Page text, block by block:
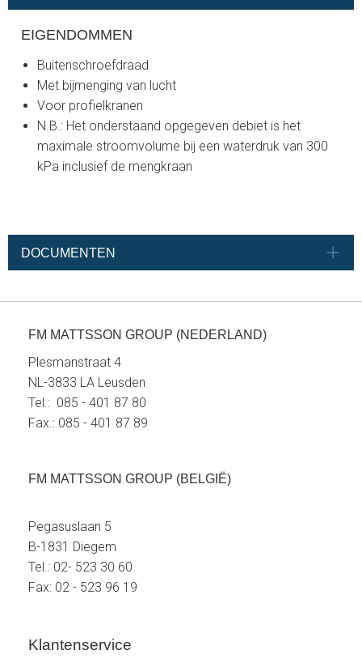
EIGENDOMMEN
Buitenschroefdraad
Met bijmenging van lucht
Voor profielkranen
N.B.: Het onderstaand opgegeven debiet is het
maximale stroomvolume bij een waterdruk van 300
kPa inclusief de mengkraan
DOCUMENTEN
FM MATTSSON GROUP (NEDERLAND)
Plesmanstraat 4
NL-3833 LA Leusden
Tel.: 085 - 401 87 80
Fax.: 085 - 401 87 89
FM MATTSSON GROUP (BELGIË)
Pegasuslaan 5
B-1831 Diegem
Tel.: 02- 523 30 60
Fax: 02 - 523 96 19
Klantenservice